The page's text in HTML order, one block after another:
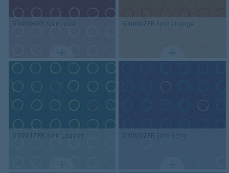
530006FR Spin Juice 530007FR Spin Orange
530017FR Spin Lagoon 530002FR Spin Berry